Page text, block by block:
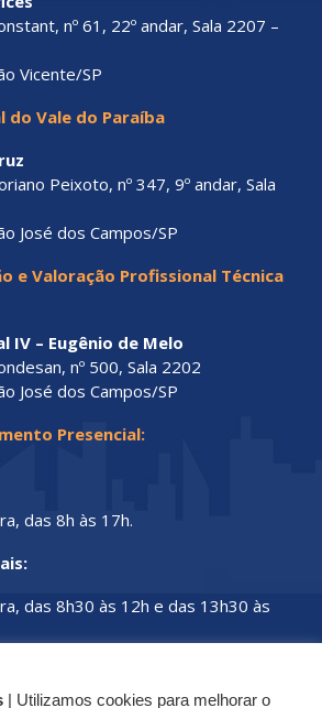
nº 61, 22º andar, Sala 2207 –
Vicente/SP
do Vale do Paraíba
Peixoto, nº 347, 9º andar, Sala
José dos Campos/SP
e Valoração Profissional Técnica
IV – Eugênio de Melo
nº 500, Sala 2202
José dos Campos/SP
Presencial:
das 8h às 17h.
das 8h30 às 12h e das 13h30 às
| Utilizamos cookies para melhorar o